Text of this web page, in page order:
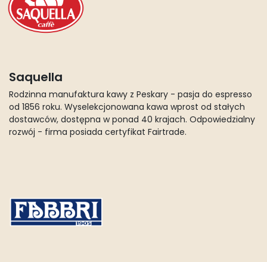
Saquella
Rodzinna manufaktura kawy z Peskary - pasja do espresso
od 1856 roku. Wyselekcjonowana kawa wprost od stałych
dostawców, dostępna w ponad 40 krajach. Odpowiedzialny
rozwój - firma posiada certyfikat Fairtrade.